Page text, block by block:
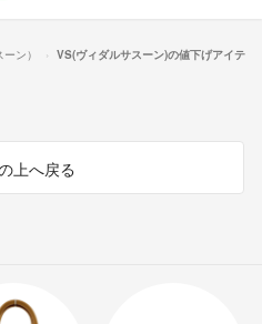
ン）
VS(ヴィダルサスーン)の値下げアイテ
上へ戻る